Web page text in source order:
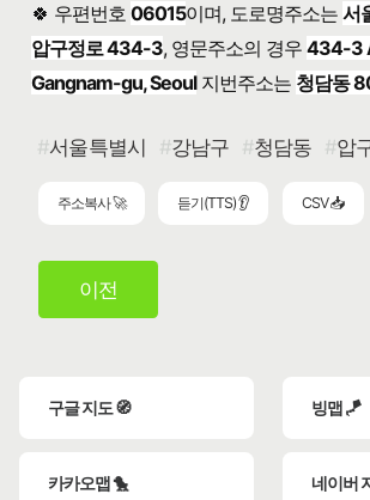
🍀 우편번호 06015이며, 도로명주소는서
압구정로 434-3, 영문주소의 경우434-3
Gangnam-gu, Seoul지번주소는 청담동
서울특별시 강남구 청담동 압
주소복사 🚀 듣기(TTS) 👂 CSV 📥
이전
구글 지도 🧭 빙맵 🪁
카카오맵 🐤 네이버